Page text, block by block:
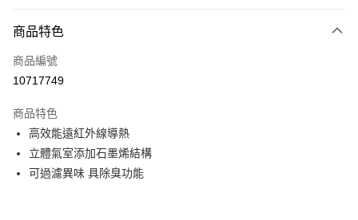
信用卡一次付款
LINE Pay
街口支付
悠遊付
商品特色
商品編號
10717749
商品特色
高效能遠紅外線導熱
立體氣室添加石墨烯結構
可過濾異味 具除臭功能